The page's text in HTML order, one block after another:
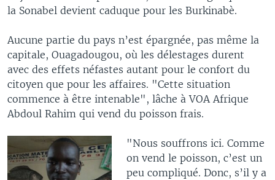
la Sonabel devient caduque pour les Burkinabè.
Aucune partie du pays n’est épargnée, pas même la
capitale, Ouagadougou, où les délestages durent
avec des effets néfastes autant pour le confort du
citoyen que pour les affaires. "Cette situation
commence à être intenable", lâche à VOA Afrique
Abdoul Rahim qui vend du poisson frais.
"Nous souffrons ici. Comme
on vend le poisson, c’est un
peu compliqué. Donc, s’il y a